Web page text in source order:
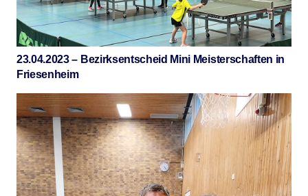
23.04.2023 – Bezirksentscheid Mini Meisterschaften in
Friesenheim